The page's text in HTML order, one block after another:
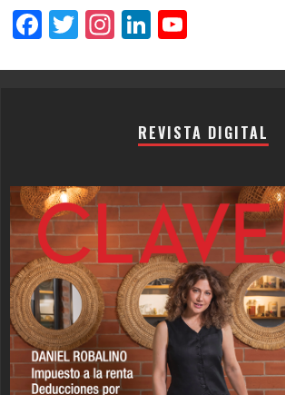
Facebook
Twitter
Instagram
LinkedIn
REVISTA DIGITAL